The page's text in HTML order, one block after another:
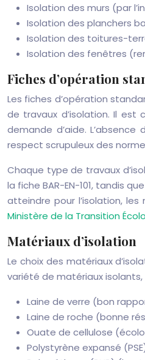
Isolation des murs (par
Isolation des planchers
Isolation des toitures-
Isolation des fenêtres
Fiches d’opération
Les fiches d’opération
de travaux d’isolation. Il
demande d’aide.
respect scrupuleux des
Chaque type de travaux
la fiche BAR-EN-101, tandis
atteindre pour l’isolation,
Ministère de la Transition
Matériaux d’isolation
Le choix des matériaux
variété de matériaux
Laine de verre (bon
Laine de roche (bonne
Ouate de cellulose
Polystyrène expansé